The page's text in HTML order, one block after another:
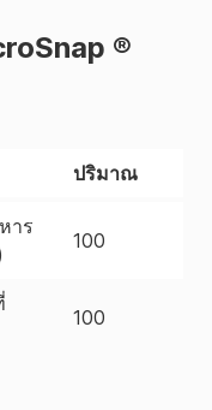
®
ปริมาณ
าร
100
100